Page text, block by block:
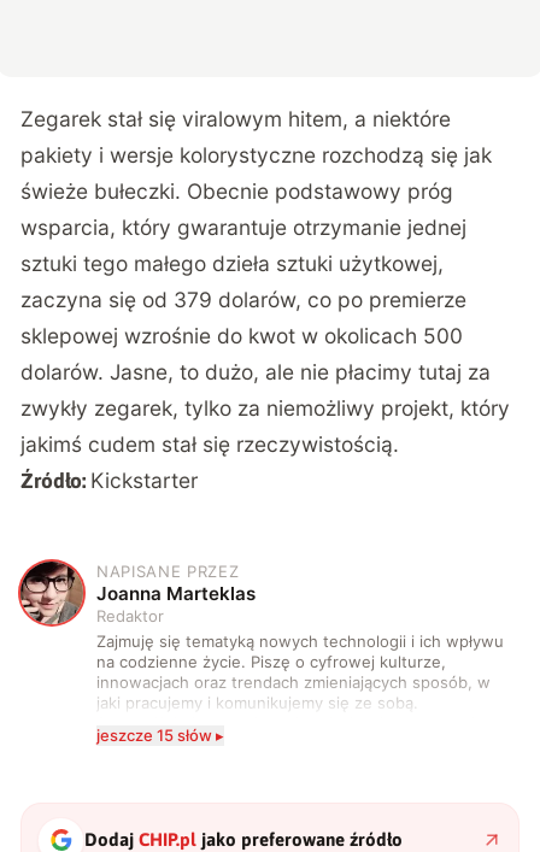
Zegarek stał się viralowym hitem, a niektóre
pakiety i wersje kolorystyczne rozchodzą się jak
świeże bułeczki. Obecnie podstawowy próg
wsparcia, który gwarantuje otrzymanie jednej
sztuki tego małego dzieła sztuki użytkowej,
zaczyna się od 379 dolarów, co po premierze
sklepowej wzrośnie do kwot w okolicach 500
dolarów. Jasne, to dużo, ale nie płacimy tutaj za
zwykły zegarek, tylko za niemożliwy projekt, który
jakimś cudem stał się rzeczywistością.
Źródło: Kickstarter
J
NAPISANE PRZEZ
Joanna Marteklas
Redaktor
Zajmuję się tematyką nowych technologii i ich wpływu
na codzienne życie. Piszę o cyfrowej kulturze,
innowacjach oraz trendach zmieniających sposób, w
jaki pracujemy i komunikujemy się ze sobą.
Szczególnie interesuje mnie relacja między rozwojem
technologii a współczesną popkulturą. W wolnych
jeszcze 15 słów ▸
DodajCHIP.pl jako preferowane źródło